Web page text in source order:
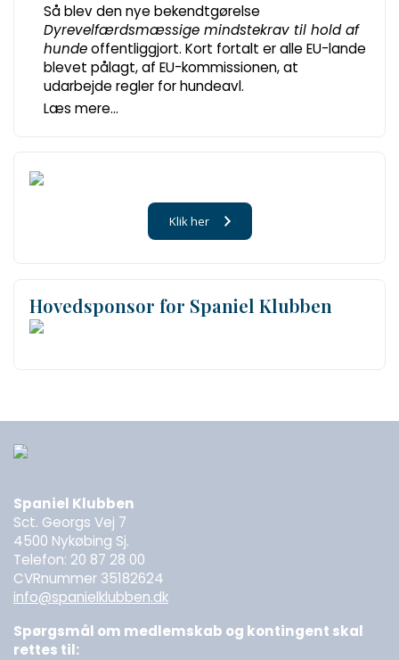
Så blev den nye bekendtgørelse
Dyrevelfærdsmæssige mindstekrav til hold af
hundeoffentliggjort. Kort fortalt er alle EU-lande
blevet pålagt, af EU-kommissionen, at
udarbejde regler for hundeavl.
Læs mere...
Klik her
Hovedsponsor for Spaniel Klubben
Spaniel Klubben
Sct. Georgs Vej 7
4500 Nykøbing Sj.
Telefon: 20 87 28 00
CVRnummer 35182624
info@spanielklubben.dk
Spørgsmål om medlemskab og kontingent skal
rettes til: